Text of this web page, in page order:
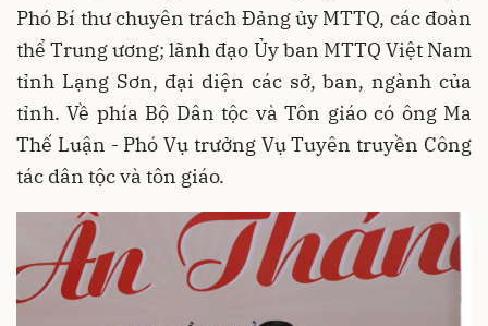
Phó Bí thư chuyên trách Đảng ủy MTTQ, các đoàn
thể Trung ương; lãnh đạo Ủy ban MTTQ Việt Nam
tỉnh Lạng Sơn, đại diện các sở, ban, ngành của
tỉnh. Về phía Bộ Dân tộc và Tôn giáo có ông Ma
Thế Luận - Phó Vụ trưởng Vụ Tuyên truyền Công
tác dân tộc và tôn giáo.